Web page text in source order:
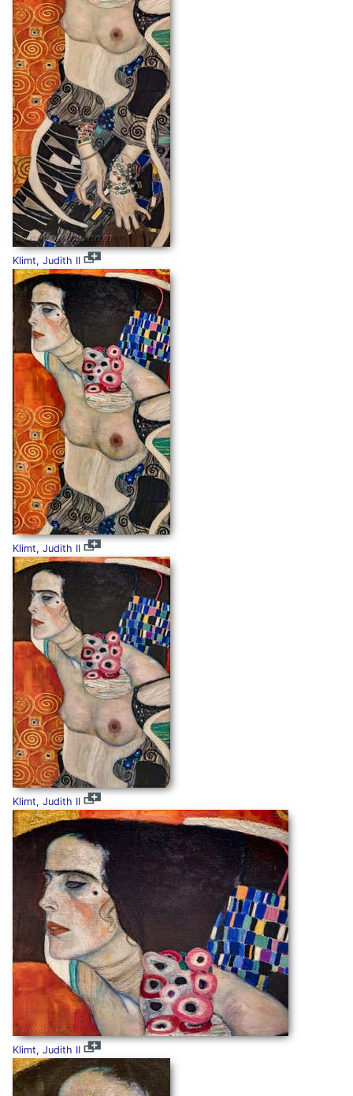
Klimt, Judith II
Klimt, Judith II
Klimt, Judith II
Klimt, Judith II